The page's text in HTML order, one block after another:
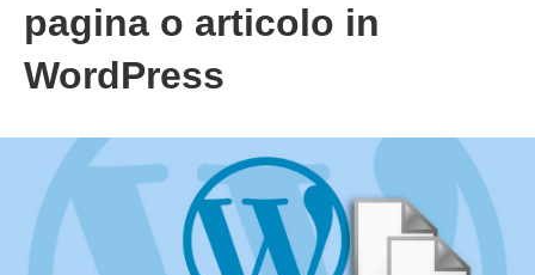
pagina o articolo in
WordPress